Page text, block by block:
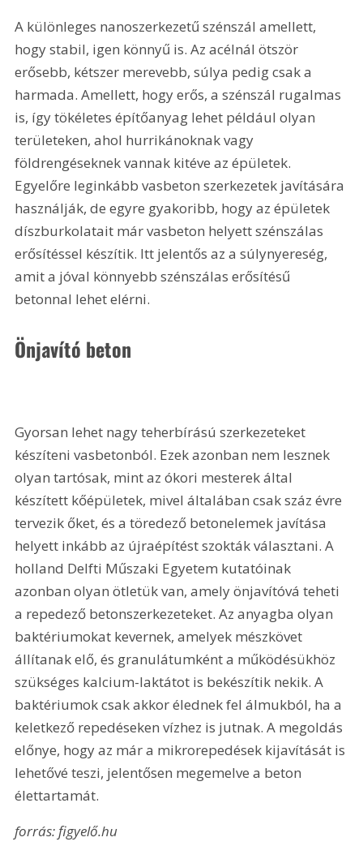
A különleges nanoszerkezetű szénszál amellett,
hogy stabil, igen könnyű is. Az acélnál ötször
erősebb, kétszer merevebb, súlya pedig csak a
harmada. Amellett, hogy erős, a szénszál rugalmas
is, így tökéletes építőanyag lehet például olyan
területeken, ahol hurrikánoknak vagy
földrengéseknek vannak kitéve az épületek.
Egyelőre leginkább vasbeton szerkezetek javítására
használják, de egyre gyakoribb, hogy az épületek
díszburkolatait már vasbeton helyett szénszálas
erősítéssel készítik. Itt jelentős az a súlynyereség,
amit a jóval könnyebb szénszálas erősítésű
betonnal lehet elérni.
Önjavító beton
Gyorsan lehet nagy teherbírású szerkezeteket
készíteni vasbetonból. Ezek azonban nem lesznek
olyan tartósak, mint az ókori mesterek által
készített kőépületek, mivel általában csak száz évre
tervezik őket, és a töredező betonelemek javítása
helyett inkább az újraépítést szokták választani. A
holland Delfti Műszaki Egyetem kutatóinak
azonban olyan ötletük van, amely önjavítóvá teheti
a repedező betonszerkezeteket. Az anyagba olyan
baktériumokat kevernek, amelyek mészkövet
állítanak elő, és granulátumként a működésükhöz
szükséges kalcium-laktátot is bekészítik nekik. A
baktériumok csak akkor élednek fel álmukból, ha a
keletkező repedéseken vízhez is jutnak. A megoldás
előnye, hogy az már a mikrorepedések kijavítását is
lehetővé teszi, jelentősen megemelve a beton
élettartamát.
forrás: figyelő.hu